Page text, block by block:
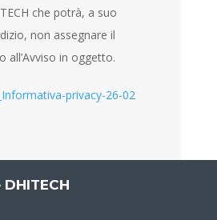
che potrà, a suo
non assegnare il
all’Avviso in oggetto.
privacy-26-02